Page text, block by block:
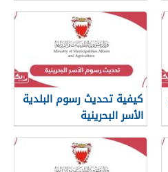
كيفية تحديث رسوم البلدية
الأسر البحرينية